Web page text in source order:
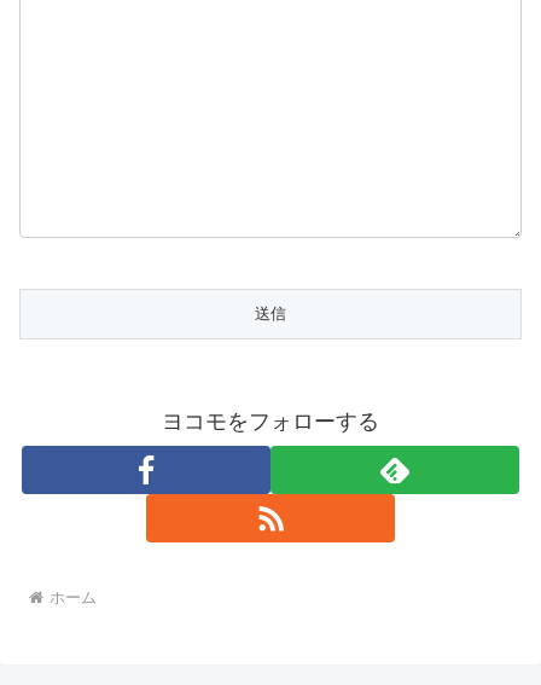
ヨコモをフォローする
ホーム